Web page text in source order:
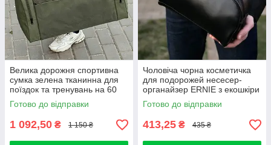
Велика дорожня спортивна
сумка зелена тканинна для
поїздок та тренувань на 60
літрів Fat Green міцна
Готово до відправки
1 092,50 ₴ 1 150 ₴
Чоловіча чорна косметичка
для подорожей несесер-
органайзер ERNIE з екошкіри
Унісекс
Готово до відправки
413,25 ₴ 435 ₴